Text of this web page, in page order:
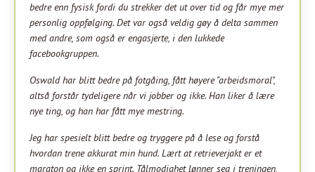
bedre enn fysisk fordi du strekker det ut over tid og får mye mer
personlig oppfølging. Det var også veldig gøy å delta sammen
med andre, som også er engasjerte, i den lukkede
facebookgruppen.
Oswald har blitt bedre på fotgåing, fått høyere "arbeidsmoral",
altså forstår tydeligere når vi jobber og ikke. Han liker å lære
nye ting, og han har fått mye mestring.
Jeg har spesielt blitt bedre og tryggere på å lese og forstå
hvordan trene akkurat min hund. Lært at retrieverjakt er et
maraton og ikke en sprint. Tålmodighet lønner seg i treningen,